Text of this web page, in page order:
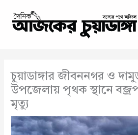
content
চুয়াডাঙ্গার জীবননগর ও
উপজেলায় পৃথক স্থানে
মৃত্যু